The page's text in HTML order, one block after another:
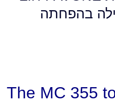
The MC 355